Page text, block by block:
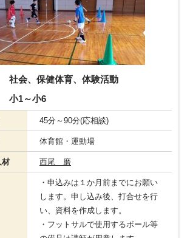
社会、保健体育、体験活動
小1～小6
45分～90分(応相談)
体育館・運動場
材 西尾 磨
・申込みは１か月前までにお願い
します。申し込み後、打合せを行
い、資料を作成します。
・フットサルで使用するボール等